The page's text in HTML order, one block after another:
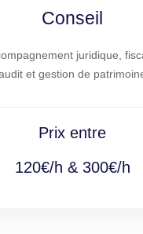
Conseil
juridique,
et gestion de
Prix entre
120€/h & 300€/h